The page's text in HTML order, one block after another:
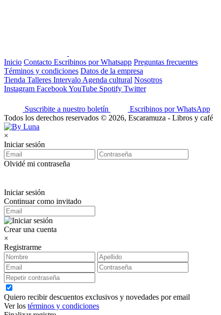
Inicio Contacto Escribinos por Whatsapp Preguntas frecuentes
Términos y condiciones Datos de la empresa
Tienda Talleres Intervalo Agenda cultural Nosotros
Instagram FacebookYouTube Spotify Twitter
Suscribite a nuestro boletín
Escribinos por WhatsApp
Todos los derechos reservados © 2026, Escaramuza - Libros y café
×
Iniciar sesión
Olvidé mi contraseña
Iniciar sesión
Continuar como invitado
Crear una cuenta
×
Registrarme
Quiero recibir descuentos exclusivos y novedades por email
Ver los términos y condiciones